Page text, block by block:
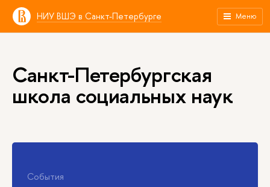
НИУ ВШЭ в Санкт-Петербурге Меню
Санкт-Петербургская
школа социальных наук
События